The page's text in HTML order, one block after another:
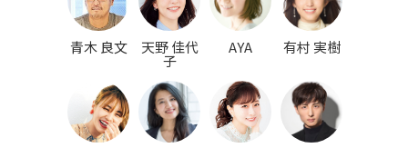
青木 良文 天野 佳代
子
AYA 有村 実樹